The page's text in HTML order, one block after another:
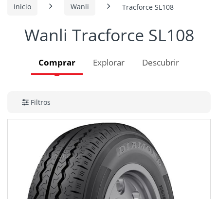
Inicio Wanli Tracforce SL108
Wanli Tracforce SL108
Comprar Explorar Descubrir
Filtros